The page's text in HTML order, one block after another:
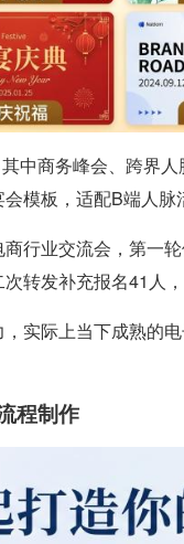
中商务峰会、跨界
模板，适配B端人脉
行业交流会，第一
转发补充报名41人，
实际上当下成熟的
程制作